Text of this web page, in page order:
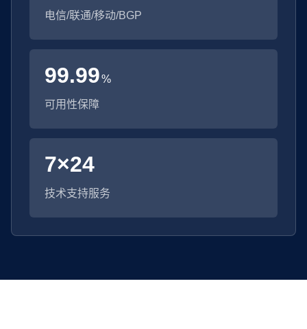
电信/联通/移动/BGP
99.99%
可用性保障
7×24
技术支持服务